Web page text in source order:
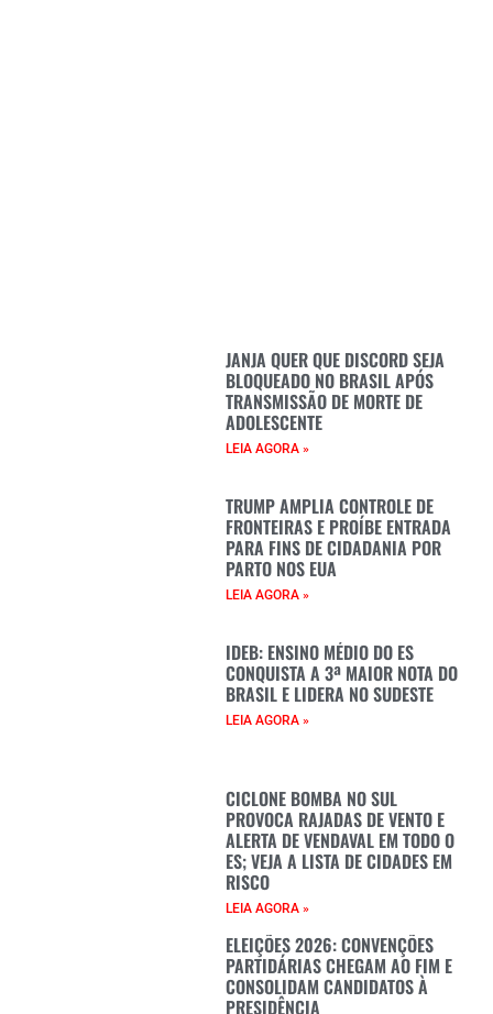
JANJA QUER QUE DISCORD SEJA
BLOQUEADO NO BRASIL APÓS
TRANSMISSÃO DE MORTE DE
ADOLESCENTE
LEIA AGORA »
TRUMP AMPLIA CONTROLE DE
FRONTEIRAS E PROÍBE ENTRADA
PARA FINS DE CIDADANIA POR
PARTO NOS EUA
LEIA AGORA »
IDEB: ENSINO MÉDIO DO ES
CONQUISTA A 3ª MAIOR NOTA DO
BRASIL E LIDERA NO SUDESTE
LEIA AGORA »
CICLONE BOMBA NO SUL
PROVOCA RAJADAS DE VENTO E
ALERTA DE VENDAVAL EM TODO O
ES; VEJA A LISTA DE CIDADES EM
RISCO
LEIA AGORA »
ELEIÇÕES 2026: CONVENÇÕES
PARTIDÁRIAS CHEGAM AO FIM E
CONSOLIDAM CANDIDATOS À
PRESIDÊNCIA